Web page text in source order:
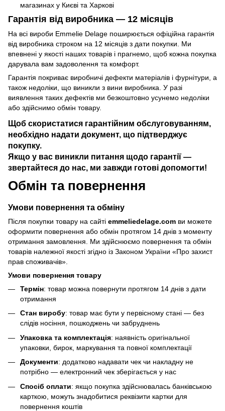
магазинах у Києві та Харкові
Гарантія від виробника — 12 місяців
На всі вироби Emmelie Delage поширюється офіційна гарантія
від виробника строком на 12 місяців з дати покупки. Ми
впевнені у якості наших товарів і прагнемо, щоб кожна покупка
дарувала вам задоволення та комфорт.
Гарантія покриває виробничі дефекти матеріалів і фурнітури, а
також недоліки, що виникли з вини виробника. У разі
виявлення таких дефектів ми безкоштовно усунемо недоліки
або здійснимо обмін товару.
Щоб скористатися гарантійним обслуговуванням,
необхідно надати документ, що підтверджує
покупку.
Якщо у вас виникли питання щодо гарантії —
звертайтеся до нас, ми завжди готові допомогти!
Обмін та повернення
Умови повернення та обміну
Після покупки товару на сайті emmeliedelage.com ви можете
оформити повернення або обмін протягом 14 днів з моменту
отримання замовлення. Ми здійснюємо повернення та обмін
товарів належної якості згідно із Законом України «Про захист
прав споживачів»
Умови повернення товару
Термін: товар можна повернути протягом 14 днів з дати
отримання
Стан виробу: товар має бути у первісному стані — без
слідів носіння, пошкоджень чи забруднень
Упаковка та комплектація: наявність оригінальної
упаковки, бирок, маркування та повної комплектації
Документи: додатково надавати чек чи накладну не
потрібно — електронний чек зберігається у нас
Спосіб оплати: якщо покупка здійснювалась банківською
карткою, можуть знадобитися реквізити картки для
повернення коштів